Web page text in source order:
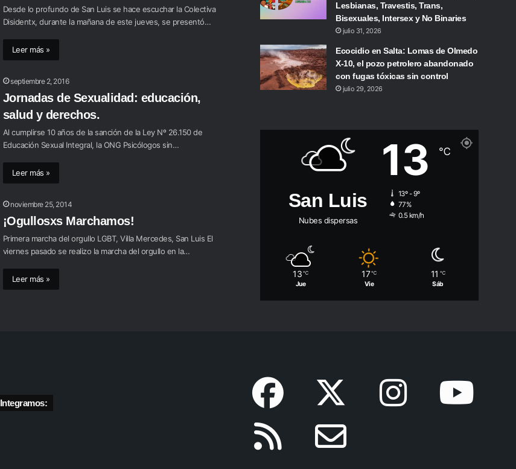
Desde lo profundo de San Luis se hace escuchar la Colectiva
Disidentx, durante la mañana de este jueves, se presentó…
Leer más »
septiembre 2, 2016
Jornadas de Sexualidad: educación,
salud y derechos.
Al cumplirse 10 años de la sanción de la Ley Nº 26.150 de
Educación Sexual Integral, la ONG Psicólogos sin…
Leer más »
noviembre 25, 2014
¡Ogullosxs Marchamos!
Primera marcha del orgullo LGBT, Villa Mercedes, San Luis El
viernes pasado se realizo la marcha del orgullo en la…
Leer más »
Lesbianas, Travestis, Trans,
Bisexuales, Intersex y No Binaries
julio 31, 2026
Ecocidio en Salta: Lomas de Olmedo
X-10, el pozo petrolero abandonado
con fugas tóxicas sin control
julio 29, 2026
San Luis
Nubes dispersas
13 ℃
13º - 9º
77%
0.5 km/h
13 ℃
Jue
17 ℃
Vie
11 ℃
Sáb
Integramos: